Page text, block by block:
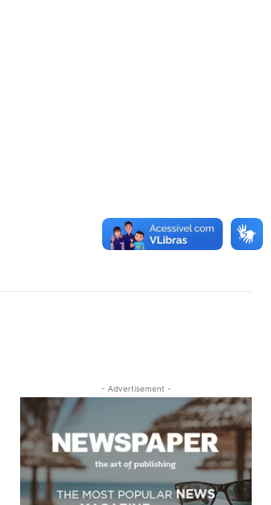
- Advertisement -